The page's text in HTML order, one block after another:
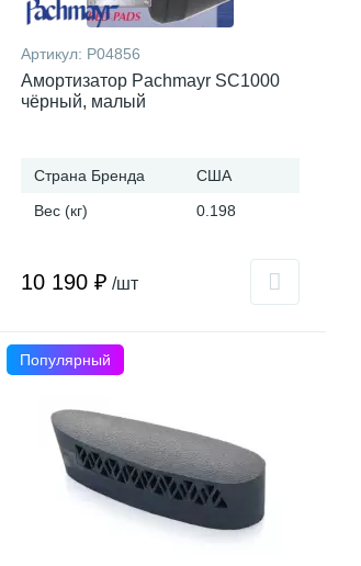
Артикул: P04856
Амортизатор Pachmayr SC1000
чёрный, малый
Страна Бренда
США
Вес (кг)
0.198
10 190 ₽ /шт
Популярный